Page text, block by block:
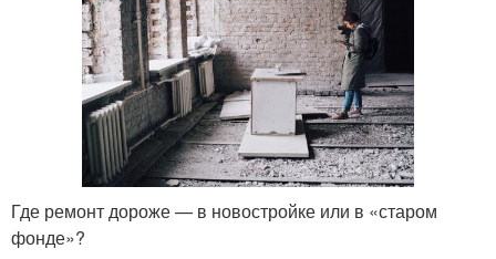
Где ремонт дороже — в новостройке или в «старом
фонде»?